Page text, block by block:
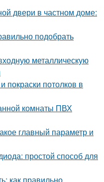
двери в частном доме:
подобрать
металлическую
покраски потолков в
комнаты ПВХ
главный параметр и
простой способ для